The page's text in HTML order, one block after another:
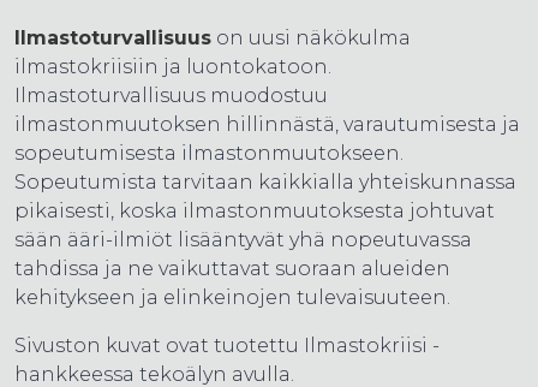
Ilmastoturvallisuus on uusi näkökulma
ilmastokriisiin ja luontokatoon.
Ilmastoturvallisuus muodostuu
ilmastonmuutoksen hillinnästä, varautumisesta ja
sopeutumisesta ilmastonmuutokseen.
Sopeutumista tarvitaan kaikkialla yhteiskunnassa
pikaisesti, koska ilmastonmuutoksesta johtuvat
sään ääri-ilmiöt lisääntyvät yhä nopeutuvassa
tahdissa ja ne vaikuttavat suoraan alueiden
kehitykseen ja elinkeinojen tulevaisuuteen.
Sivuston kuvat ovat tuotettu Ilmastokriisi -
hankkeessa tekoälyn avulla.